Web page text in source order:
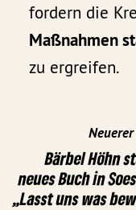
fordern die
Maßnahmen
zu ergreifen.
Bärbel Höhn
neues Buch in
„Lasst uns was